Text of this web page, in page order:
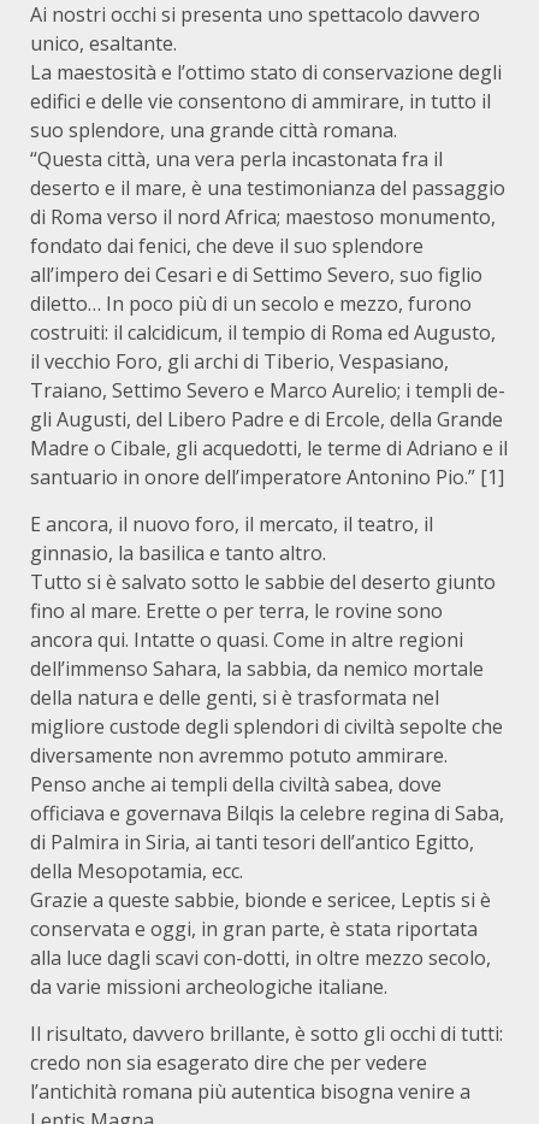
Ai nostri occhi si presenta uno spettacolo davvero
unico, esaltante.
La maestosità e l’ottimo stato di conservazione degli
edifici e delle vie consentono di ammirare, in tutto il
suo splendore, una grande città romana.
“Questa città, una vera perla incastonata fra il
deserto e il mare, è una testimonianza del passaggio
di Roma verso il nord Africa; ma­estoso monumento,
fondato dai fenici, che deve il suo splendore
all’impero dei Cesari e di Settimo Severo, suo figlio
diletto… In poco più di un secolo e mezzo, furono
costruiti: il calcidicum, il tempio di Roma ed Augusto,
il vecchio Foro, gli archi di Tiberio, Vespasiano,
Traiano, Settimo Severo e Marco Aurelio; i templi de­
gli Augusti, del Libero Padre e di Ercole, della Grande
Madre o Cibale, gli acquedotti, le terme di Adriano e il
santuario in onore dell’imperatore Antonino Pio.” [1]
E ancora, il nuovo foro, il mercato, il teatro, il
ginnasio, la basilica e tanto altro.
Tutto si è salvato sotto le sabbie del deserto giunto
fino al mare. Erette o per terra, le rovine sono
ancora qui. Intatte o quasi. Come in altre regioni
dell’immenso Sahara, la sabbia, da nemico mortale
della natura e delle genti, si è trasformata nel
migliore custode de­gli splendori di civiltà sepolte che
diversamente non avremmo po­tuto ammirare.
Penso anche ai templi della civiltà sabea, dove
officiava e gover­nava Bilqis la celebre regina di Saba,
di Palmira in Siria, ai tanti tesori dell’antico Egitto,
della Mesopotamia, ecc.
Grazie a queste sabbie, bionde e sericee, Leptis si è
conservata e oggi, in gran parte, è stata riportata
alla luce dagli scavi con-dotti, in oltre mezzo secolo,
da varie missioni archeologiche italiane.
Il risultato, davvero brillante, è sotto gli occhi di tutti:
credo non sia esagerato dire che per vedere
l’antichità romana più auten­tica bisogna venire a